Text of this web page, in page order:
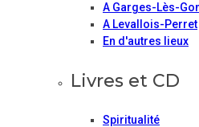
A Garges-Lès-
A Levallois-Perret
En d'autres lieux
Livres et CD
Spiritualité